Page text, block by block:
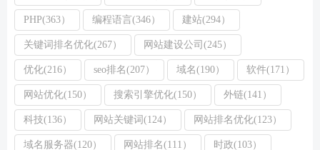
PHP(363） 编程语言(346） 建站(294）
关键词排名优化(267） 网站建设公司(245）
优化(216） seo排名(207） 域名(190） 软件(171）
网站优化(150） 搜索引擎优化(150） 外链(141）
科技(136） 网站关键词(124） 网站排名优化(123）
域名服务器(120） 网站排名(111） 时政(103）